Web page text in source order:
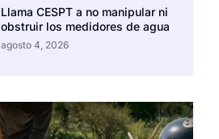
Llama CESPT a no manipular ni
obstruir los medidores de agua
agosto 4, 2026